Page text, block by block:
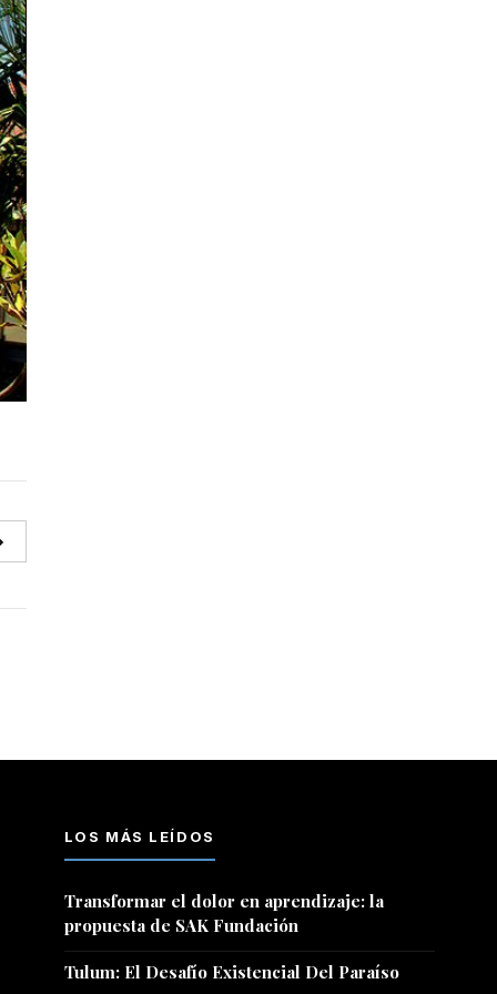
LOS MÁS LEÍDOS
Transformar el dolor en aprendizaje: la
propuesta de SAK Fundación
Tulum: El Desafío Existencial Del Paraíso